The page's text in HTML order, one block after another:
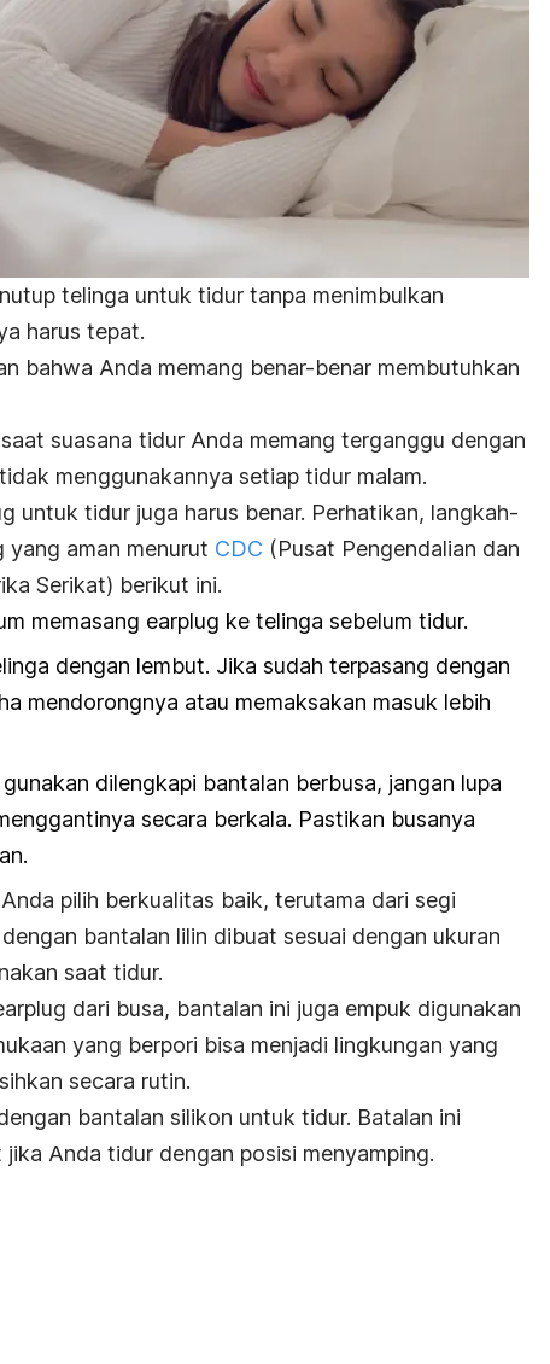
telinga untuk tidur tanpa menimbulkan
harus tepat.
bahwa Anda memang benar-benar membutuhkan
saat suasana tidur Anda memang terganggu dengan
menggunakannya setiap tidur malam.
untuk tidur juga harus benar. Perhatikan, langkah-
yang aman menurut CDC (Pusat Pengendalian dan
Serikat) berikut ini.
memasang earplug ke telinga sebelum tidur.
dengan lembut. Jika sudah terpasang dengan
mendorongnya atau memaksakan masuk lebih
dilengkapi bantalan berbusa, jangan lupa
secara berkala. Pastikan busanya
pilih berkualitas baik, terutama dari segi
bantalan lilin dibuat sesuai dengan ukuran
saat tidur.
dari busa, bantalan ini juga empuk digunakan
yang berpori bisa menjadi lingkungan yang
secara rutin.
bantalan silikon untuk tidur. Batalan ini
Anda tidur dengan posisi menyamping.